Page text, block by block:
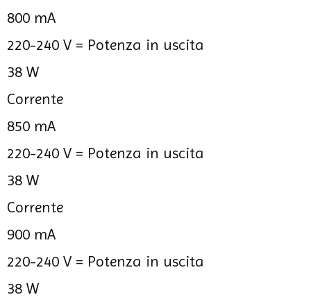
800 mA
220-240 V = Potenza in uscita
38 W
Corrente
850 mA
220-240 V = Potenza in uscita
38 W
Corrente
900 mA
220-240 V = Potenza in uscita
38 W